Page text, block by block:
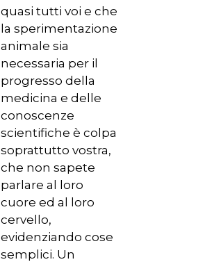
quasi tutti voi e che
la sperimentazione
animale sia
necessaria per il
progresso della
medicina e delle
conoscenze
scientifiche è colpa
soprattutto vostra,
che non sapete
parlare al loro
cuore ed al loro
cervello,
evidenziando cose
semplici. Un